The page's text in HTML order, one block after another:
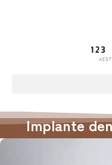
Implante